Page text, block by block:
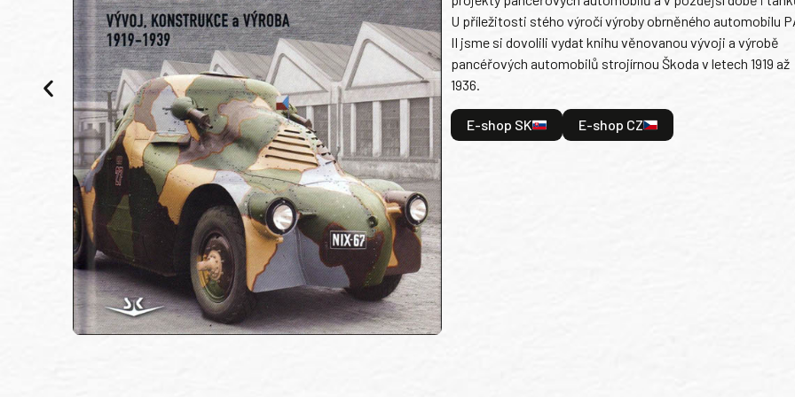
U příležitosti stého výročí výroby obrněného automobilu
II jsme si dovolili vydat knihu věnovanou vývoji a výrobě
pancéřových automobilů strojírnou Škoda v letech 1919 až
1936.
E-shop SK E-shop CZ